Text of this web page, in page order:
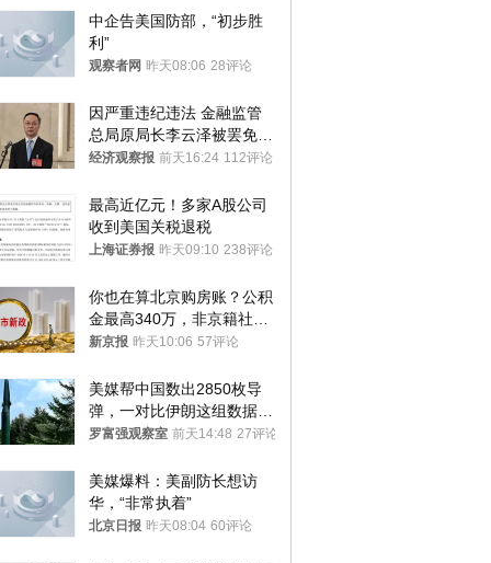
中企告美国防部，“初步胜
利”
观察者网 昨天08:06 28评论
因严重违纪违法 金融监管
总局原局长李云泽被罢免全
国人大代表
经济观察报 前天16:24 112评论
最高近亿元！多家A股公司
收到美国关税退税
上海证券报 昨天09:10 238评论
你也在算北京购房账？公积
金最高340万，非京籍社保
1年
新京报 昨天10:06 57评论
美媒帮中国数出2850枚导
弹，一对比伊朗这组数据，
发现出大事了
罗富强观察室 前天14:48 27评论
美媒爆料：美副防长想访
华，“非常执着”
北京日报 昨天08:04 60评论